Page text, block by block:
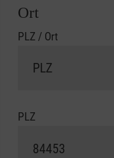
Ort
PLZ / Ort
PLZ